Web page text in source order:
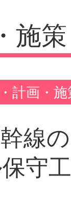
施策
計画・
線
守